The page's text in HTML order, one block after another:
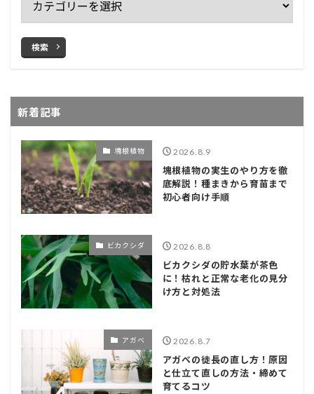
検索
新着記事
塊根植物 2026.8.9
塊根植物の実生のやり方を徹
底解説！種まきから育苗まで
初心者向け手順
ビカクシダ 2026.8.8
ビカクシダの貯水葉が茶色
に！枯れと正常な老化の見分
け方と対処法
アガベ 2026.8.7
アガベの徒長の直し方！原因
と仕立て直しの方法・締めて
育てるコツ